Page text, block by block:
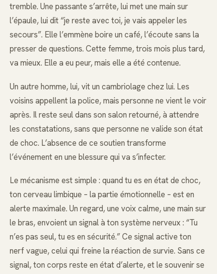
tremble. Une passante s’arrête, lui met une main sur
l’épaule, lui dit “je reste avec toi, je vais appeler les
secours”. Elle l’emmène boire un café, l’écoute sans la
presser de questions. Cette femme, trois mois plus tard,
va mieux. Elle a eu peur, mais elle a été contenue.
Un autre homme, lui, vit un cambriolage chez lui. Les
voisins appellent la police, mais personne ne vient le voir
après. Il reste seul dans son salon retourné, à attendre
les constatations, sans que personne ne valide son état
de choc. L’absence de ce soutien transforme
l’événement en une blessure qui va s’infecter.
Le mécanisme est simple : quand tu es en état de choc,
ton cerveau limbique – la partie émotionnelle – est en
alerte maximale. Un regard, une voix calme, une main sur
le bras, envoient un signal à ton système nerveux : “Tu
n’es pas seul, tu es en sécurité.” Ce signal active ton
nerf vague, celui qui freine la réaction de survie. Sans ce
signal, ton corps reste en état d’alerte, et le souvenir se